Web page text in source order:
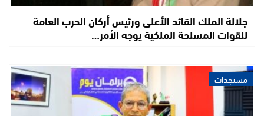
جلالة الملك القائد الأعلى ورئيس أركان الحرب العامة
للقوات المسلحة الملكية يوجه الأمر…
مستجدات